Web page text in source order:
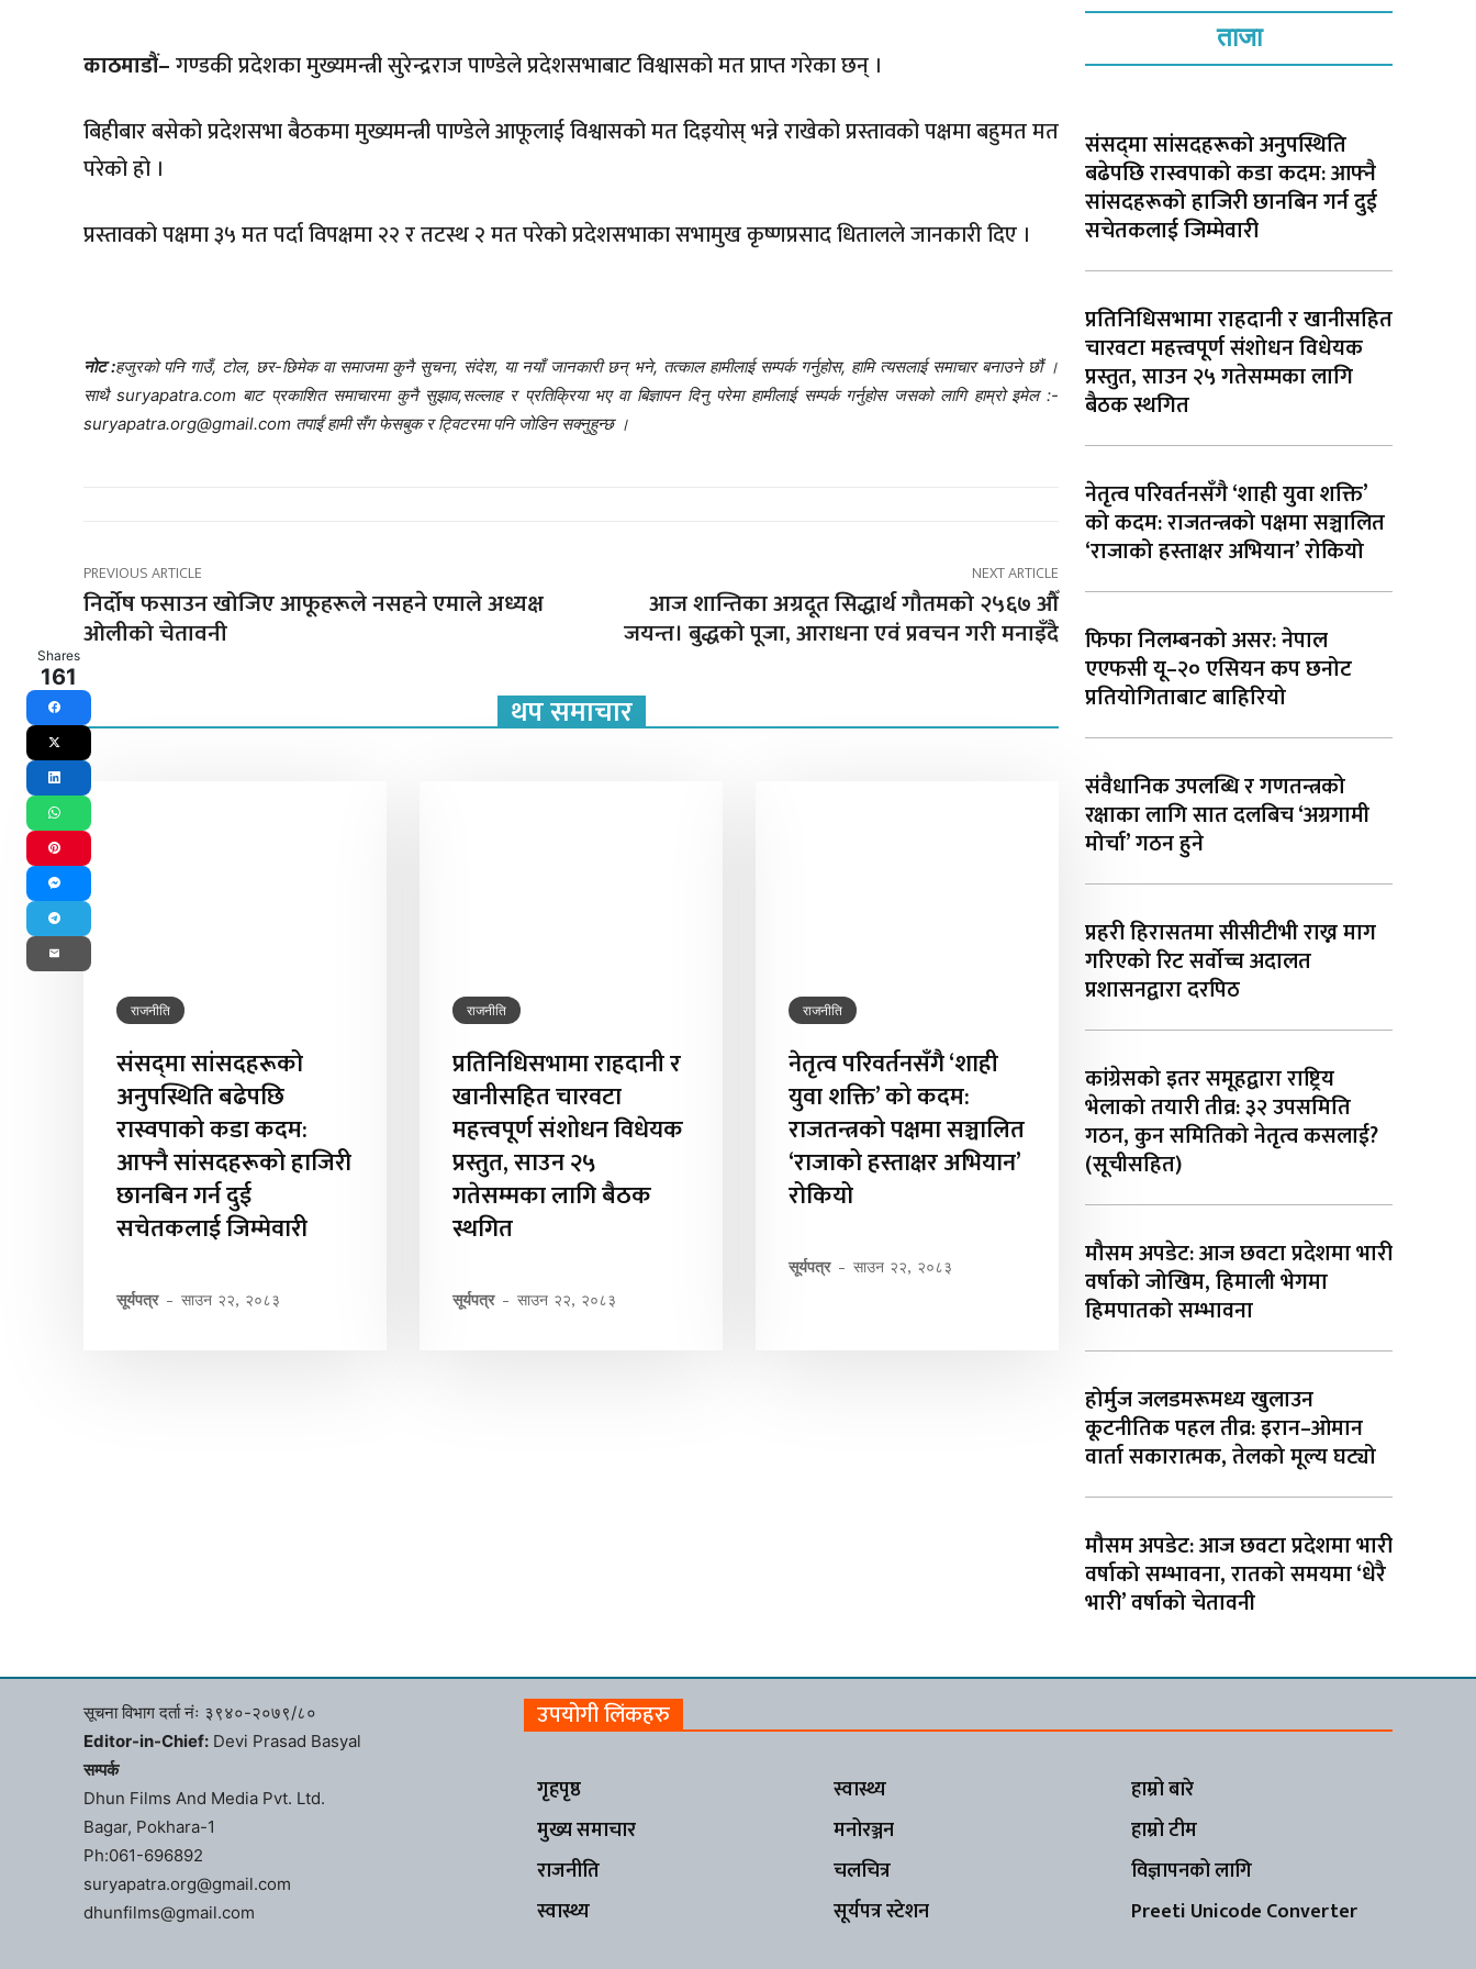
काठमाडौं–गण्डकी प्रदेशका मुख्यमन्त्रीसुरेन्द्रराजपाण्डेले प्रदेशसभाबाट विश्वासको मत प्राप्त गरेका छन् ।
बिहीबार बसेको प्रदेशसभा बैठकमा मुख्यमन्त्री पाण्डेले आफूलाई विश्वासको मत दिइयोस् भन्ने राखेको प्रस्तावको पक्षमा बहुमत मत
परेको हो ।
प्रस्तावको पक्षमा ३५ मत पर्दा विपक्षमा २२ र तटस्थ २ मत परेको प्रदेशसभाका सभामुख कृष्णप्रसाद धितालले जानकारी दिए ।
नोट :हजुरको पनि गाउँ, टोल, छर-छिमेक वा समाजमा कुनै सुचना, संदेश, या नयाँ जानकारी छन् भने, तत्काल हामीलाई सम्पर्क गर्नुहोस, हामि त्यसलाई समाचार बनाउने छौं ।
साथै suryapatra.com बाट प्रकाशित समाचारमा कुनै सुझाव,सल्लाह र प्रतिक्रिया भए वा बिज्ञापन दिनु परेमा हामीलाई सम्पर्क गर्नुहोस जसको लागि हाम्रो इमेल :-
suryapatra.org@gmail.com तपाईं हामी सँग फेसबुक र ट्विटरमा पनि जोडिन सक्नुहुन्छ ।
PREVIOUS ARTICLE
निर्दोष फसाउन खोजिए आफूहरूले नसहने एमाले अध्यक्ष
ओलीको चेतावनी
NEXT ARTICLE
आज शान्तिका अग्रदूत सिद्धार्थ गौतमको २५६७ औँ
जयन्त। बुद्धको पूजा, आराधना एवं प्रवचन गरी मनाइँदै
थप समाचार
राजनीति
संसद्‌मा सांसदहरूको
अनुपस्थिति बढेपछि
रास्वपाको कडा कदम:
आफ्नै सांसदहरूको हाजिरी
छानबिन गर्न दुई
सचेतकलाई जिम्मेवारी
सूर्यपत्र - साउन २२, २०८३
राजनीति
प्रतिनिधिसभामा राहदानी र
खानीसहित चारवटा
महत्त्वपूर्ण संशोधन विधेयक
प्रस्तुत, साउन २५
गतेसम्मका लागि बैठक
स्थगित
सूर्यपत्र - साउन २२, २०८३
राजनीति
नेतृत्व परिवर्तनसँगै ‘शाही
युवा शक्ति’ को कदम:
राजतन्त्रको पक्षमा सञ्चालित
‘राजाको हस्ताक्षर अभियान’
रोकियो
सूर्यपत्र - साउन २२, २०८३
ताजा
संसद्‌मा सांसदहरूको अनुपस्थिति
बढेपछि रास्वपाको कडा कदम: आफ्नै
सांसदहरूको हाजिरी छानबिन गर्न दुई
सचेतकलाई जिम्मेवारी
प्रतिनिधिसभामा राहदानी र खानीसहित
चारवटा महत्त्वपूर्ण संशोधन विधेयक
प्रस्तुत, साउन २५ गतेसम्मका लागि
बैठक स्थगित
नेतृत्व परिवर्तनसँगै ‘शाही युवा शक्ति’
को कदम: राजतन्त्रको पक्षमा सञ्चालित
‘राजाको हस्ताक्षर अभियान’ रोकियो
फिफा निलम्बनको असर: नेपाल
एएफसी यू–२० एसियन कप छनोट
प्रतियोगिताबाट बाहिरियो
संवैधानिक उपलब्धि र गणतन्त्रको
रक्षाका लागि सात दलबिच ‘अग्रगामी
मोर्चा’ गठन हुने
प्रहरी हिरासतमा सीसीटीभी राख्न माग
गरिएको रिट सर्वोच्च अदालत
प्रशासनद्वारा दरपिठ
कांग्रेसको इतर समूहद्वारा राष्ट्रिय
भेलाको तयारी तीव्र: ३२ उपसमिति
गठन, कुन समितिको नेतृत्व कसलाई?
(सूचीसहित)
मौसम अपडेट: आज छवटा प्रदेशमा भारी
वर्षाको जोखिम, हिमाली भेगमा
हिमपातको सम्भावना
होर्मुज जलडमरूमध्य खुलाउन
कूटनीतिक पहल तीव्र: इरान–ओमान
वार्ता सकारात्मक, तेलको मूल्य घट्यो
मौसम अपडेट: आज छवटा प्रदेशमा भारी
वर्षाको सम्भावना, रातको समयमा ‘धेरै
भारी’ वर्षाको चेतावनी
सूचना विभाग दर्ता नंः ३९४०-२०७९/८०
Editor-in-Chief: Devi Prasad Basyal
सम्पर्क
Dhun Films And Media Pvt. Ltd.
Bagar, Pokhara-1
Ph:061-696892
suryapatra.org@gmail.com
dhunfilms@gmail.com
उपयोगी लिंकहरु
गृहपृष्ठ
मुख्य समाचार
राजनीति
स्वास्थ्य
स्वास्थ्य
मनोरञ्जन
चलचित्र
सूर्यपत्र स्टेशन
हाम्रो बारे
हाम्रो टीम
विज्ञापनको लागि
Preeti Unicode Converter
Shares
161
Facebook
X
LinkedIn
WhatsApp
Pinterest
Messenger
Telegram
Email